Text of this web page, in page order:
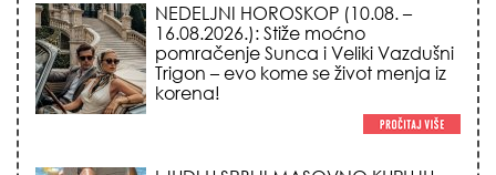
LJUDI U SRBIJI MASOVNO KUPUJU
OVO ČUDO OD 200 DINARA: Trik sa
peškirom i ledom koji rashlađuje stan
na +35 za 10 minuta (BEZ KLIME)!